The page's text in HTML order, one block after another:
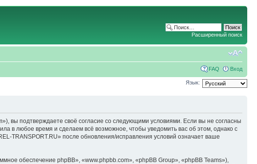
Расширенный поиск
FAQ Вход
Язык:
вы подтверждаете своё согласие со следующими условиями. Если вы не согласны
в любое время и сделаем всё возможное, чтобы уведомить вас об этом, однако с
TRANSPORT.RU» после обновления/исправления условий означает ваше
обеспечение phpBB», «www.phpbb.com», «phpBB Group», «phpBB Teams»),